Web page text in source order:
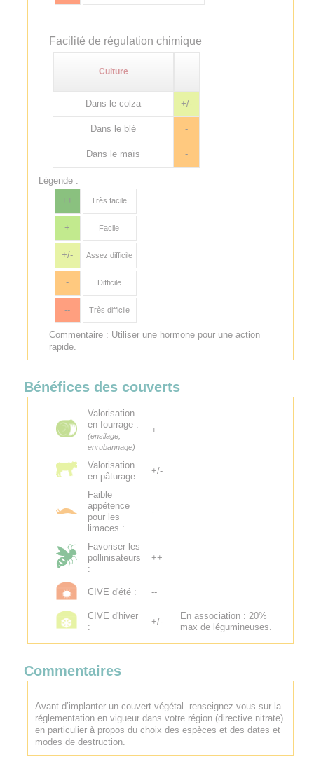
Facilité de régulation chimique
Culture
Dans le colza +/-
Dans le blé -
Dans le maïs -
Légende :
++
Très facile
+ Facile
+/- Assez difficile
- Difficile
-- Très difficile
Commentaire : Utiliser une hormone pour une action
rapide.
Bénéfices des couverts
Valorisation
en fourrage :
(ensilage,
enrubannage)
+
Valorisation
en pâturage :
+/-
Faible
appétence
pour les
limaces :
-
Favoriser les
pollinisateurs
:
++
CIVE d'été : --
CIVE d'hiver
:
+/-
En association : 20%
max de légumineuses.
Commentaires
Avant d’implanter un couvert végétal. renseignez-vous sur la
réglementation en vigueur dans votre région (directive nitrate).
en particulier à propos du choix des espèces et des dates et
modes de destruction.